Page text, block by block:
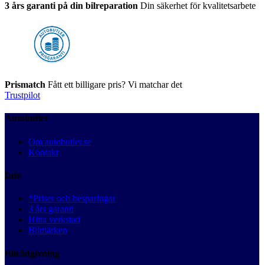
3 års garanti på din bilreparation Din säkerhet för kvalitetsarbete
Prismatch Fått ett billigare pris? Vi matchar det
Trustpilot
Autobutler
Om autobutler.se
Kontakt
Info
*Priser och besparingar
3 års garanti
Hitta verkstad
Bilmärken
Bilrådgivning